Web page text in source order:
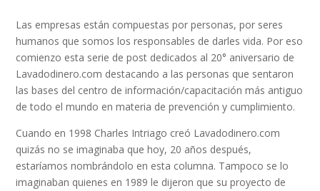
Las empresas están compuestas por personas, por seres
humanos que somos los responsables de darles vida. Por eso
comienzo esta serie de post dedicados al 20° aniversario de
Lavadodinero.com destacando a las personas que sentaron
las bases del centro de información/capacitación más antiguo
de todo el mundo en materia de prevención y cumplimiento.
Cuando en 1998 Charles Intriago creó Lavadodinero.com
quizás no se imaginaba que hoy, 20 años después,
estaríamos nombrándolo en esta columna. Tampoco se lo
imaginaban quienes en 1989 le dijeron que su proyecto de